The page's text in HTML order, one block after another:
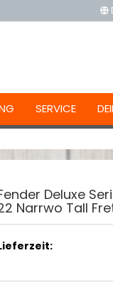
SERVICE
Deluxe
Narrwo Tall